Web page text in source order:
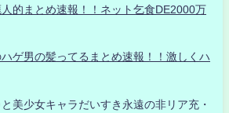
的まとめ速報！！ネット乞食DE2000万
ハゲ男の髪ってるまとめ速報！！激しくハ
美少女キャラだいすき永遠の非リア充・